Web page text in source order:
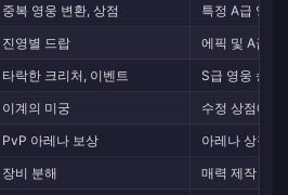
중복 영웅 변환, 상점
특정 A급 영웅
진영별 드랍
에픽 및 A급
타락한 크리처, 이벤트
S급 영웅 승급
이계의 미궁
수정 상점에서
PvP 아레나 보상
아레나 상점
장비 분해
매력 제작 및